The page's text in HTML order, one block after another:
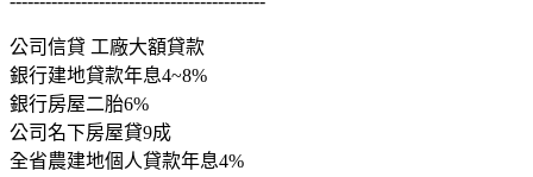
公司信貸 工廠大額貸款
銀行建地貸款年息4~8%
銀行房屋二胎6%
公司名下房屋貸9成
全省農建地個人貸款年息4%